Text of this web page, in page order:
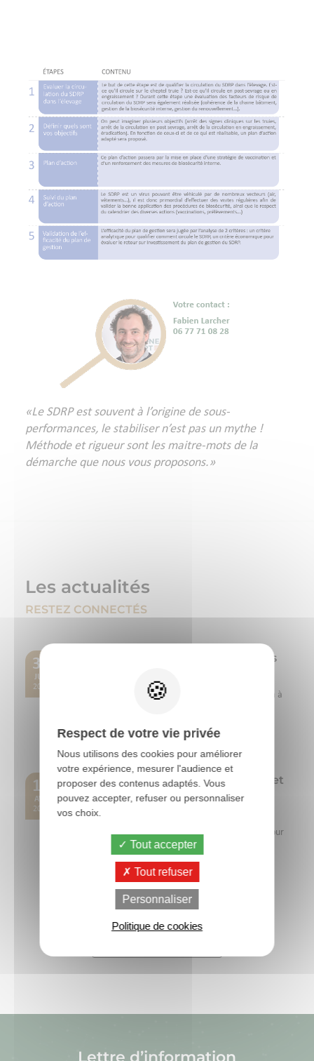
«Le SDRP est souvent à l’origine de sous-
performances, le stabiliser n’est pas un mythe !
Méthode et rigueur sont les maitre-mots de la
démarche que nous vous proposons.»
Les actualités
RESTEZ CONNECTÉS
30
JUIL
2026
Chêne Vert vous donne rendez-vous
Du 15 au 17 septembre 2026, Chêne Vert participera à
17
AVR
2026
OVOCHECK : l’audit pour identifier et
réduire les zones à risque dans le
ramassage des oeufs
OVOCHECK est un audit technique innovant conçu pour
améliorer la qualité des œufs en élevage avicole. En
identifiant précisément les zones à...
Lire la suite
Respect de votre vie privée
Nous utilisons des cookies pour améliorer
votre expérience, mesurer l'audience et
proposer des contenus adaptés. Vous
pouvez accepter, refuser ou personnaliser
vos choix.
Tout accepter
Tout refuser
Personnaliser
Politique de cookies